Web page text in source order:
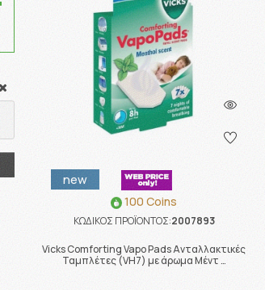
new
100 Coins
ΚΩΔΙΚΟΣ ΠΡΟΪΟΝΤΟΣ:2007893
Vicks Comforting Vapo Pads Ανταλλακτικές
Ταμπλέτες (VH7) με άρωμα Μέντ …